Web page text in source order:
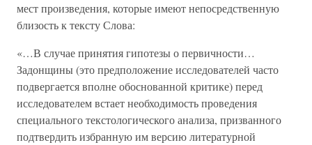
мест произведения, которые имеют непосредственную
близость к тексту Слова:
«…В случае принятия гипотезы о первичности…
Задонщины (это предположение исследователей часто
подвергается вполне обоснованной критике) перед
исследователем встает необходимость проведения
специального текстологического анализа, призванного
подтвердить избранную им версию литературной